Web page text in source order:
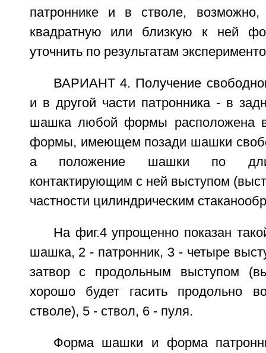
патроннике и в стволе, возможно,
квадратную или близкую к ней
уточнить по результатам
ВАРИАНТ 4. Получение
и в другой части патронника - в
шашка любой формы расположена
формы, имеющем позади шашки
а положение шашки по
контактирующим с ней выступом
частности цилиндрическим
На фиг.4 упрощенно показан
шашка, 2 - патронник, 3 - четыре
затвор с продольным выступом
хорошо будет гасить продольно
стволе), 5 - ствол, 6 - пуля.
Форма шашки и форма